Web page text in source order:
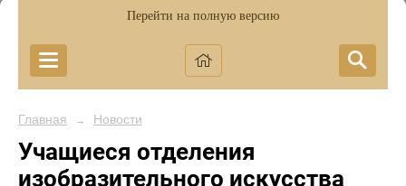
Перейти на полную версию
Главная → Новости
Учащиеся отделения
изобразительного искусства